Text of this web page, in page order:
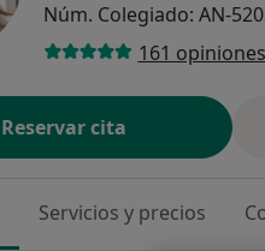
Núm. Colegiado: AN-
161 opiniones
Reservar cita
Servicios y precios